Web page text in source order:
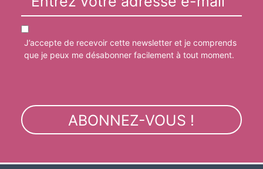
J’accepte de recevoir cette newsletter et je comprends
que je peux me désabonner facilement à tout moment.